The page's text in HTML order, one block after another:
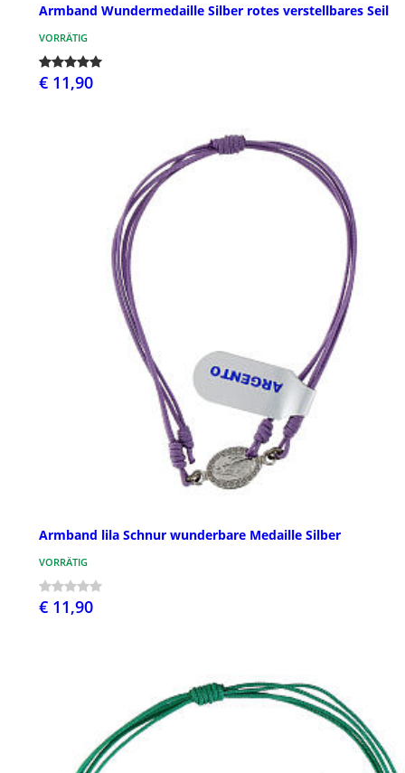
Armband Wundermedaille Silber rotes verstellbares Seil
VORRÄTIG
€ 11,90
Armband lila Schnur wunderbare Medaille Silber
VORRÄTIG
€ 11,90